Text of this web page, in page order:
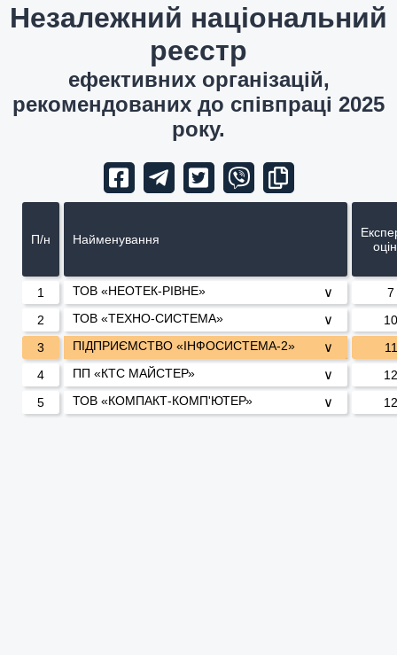
Незалежний національний
реєстр
ефективних організацій,
рекомендованих до співпраці 2025
року.
П/н Найменування
1 ТОВ «НЕОТЕК-РІВНЕ» ∨
7
2
ТОВ «ТЕХНО-СИСТЕМА» ∨
10
3
ПІДПРИЄМСТВО «ІНФОСИСТЕМА-2» ∨
11
4
ПП «КТС МАЙСТЕР» ∨
12
5
ТОВ «КОМПАКТ-КОМП'ЮТЕР» ∨ 12